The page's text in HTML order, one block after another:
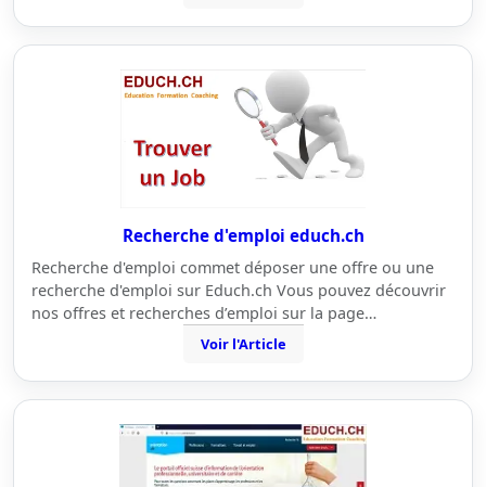
Recherche d'emploi educh.ch
Recherche d'emploi commet déposer une offre ou une
recherche d'emploi sur Educh.ch Vous pouvez découvrir
nos offres et recherches d’emploi sur la page…
Voir l'Article